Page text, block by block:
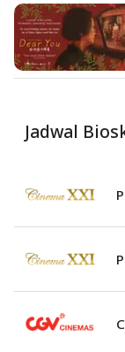
Jadwal